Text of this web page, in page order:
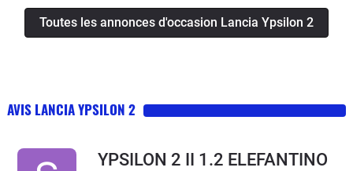
Toutes les annonces d'occasion Lancia Ypsilon 2
AVIS LANCIA YPSILON 2
YPSILON 2 II 1.2 ELEFANTINO